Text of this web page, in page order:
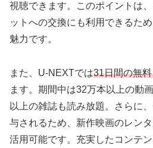
視聴できます。このポイントは
ットへの交換にも利用できるた
魅力です。
また、U-NEXTでは31日間の無
ます。期間中は32万本以上の動
以上の雑誌も読み放題。さらに
与されるため、新作映画のレン
活用可能です。充実したコンテ